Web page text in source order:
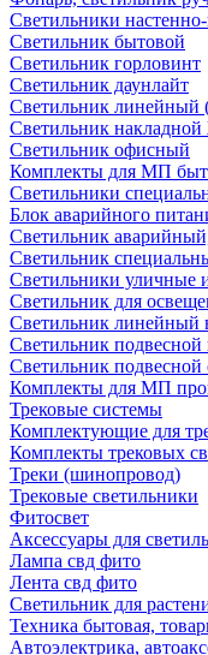
Светильники
Светильник бытовой
Светильник горловинт
Светильник даунлайт
Светильник линейный
Светильник
Светильник офисный
Комплекты для МП
Светильники
Блок аварийного
Светильник
Светильник
Светильники
Светильник для
Светильник линейный
Светильник
Светильник подвесной
Комплекты для МП
Трековые системы
Комплектующие для
Комплекты трековых
Треки (шинопровод)
Трековые светильники
Фитосвет
Аксессуары для
Лампа свд фито
Лента свд фито
Светильник для
Техника бытовая,
Автоэлектрика,